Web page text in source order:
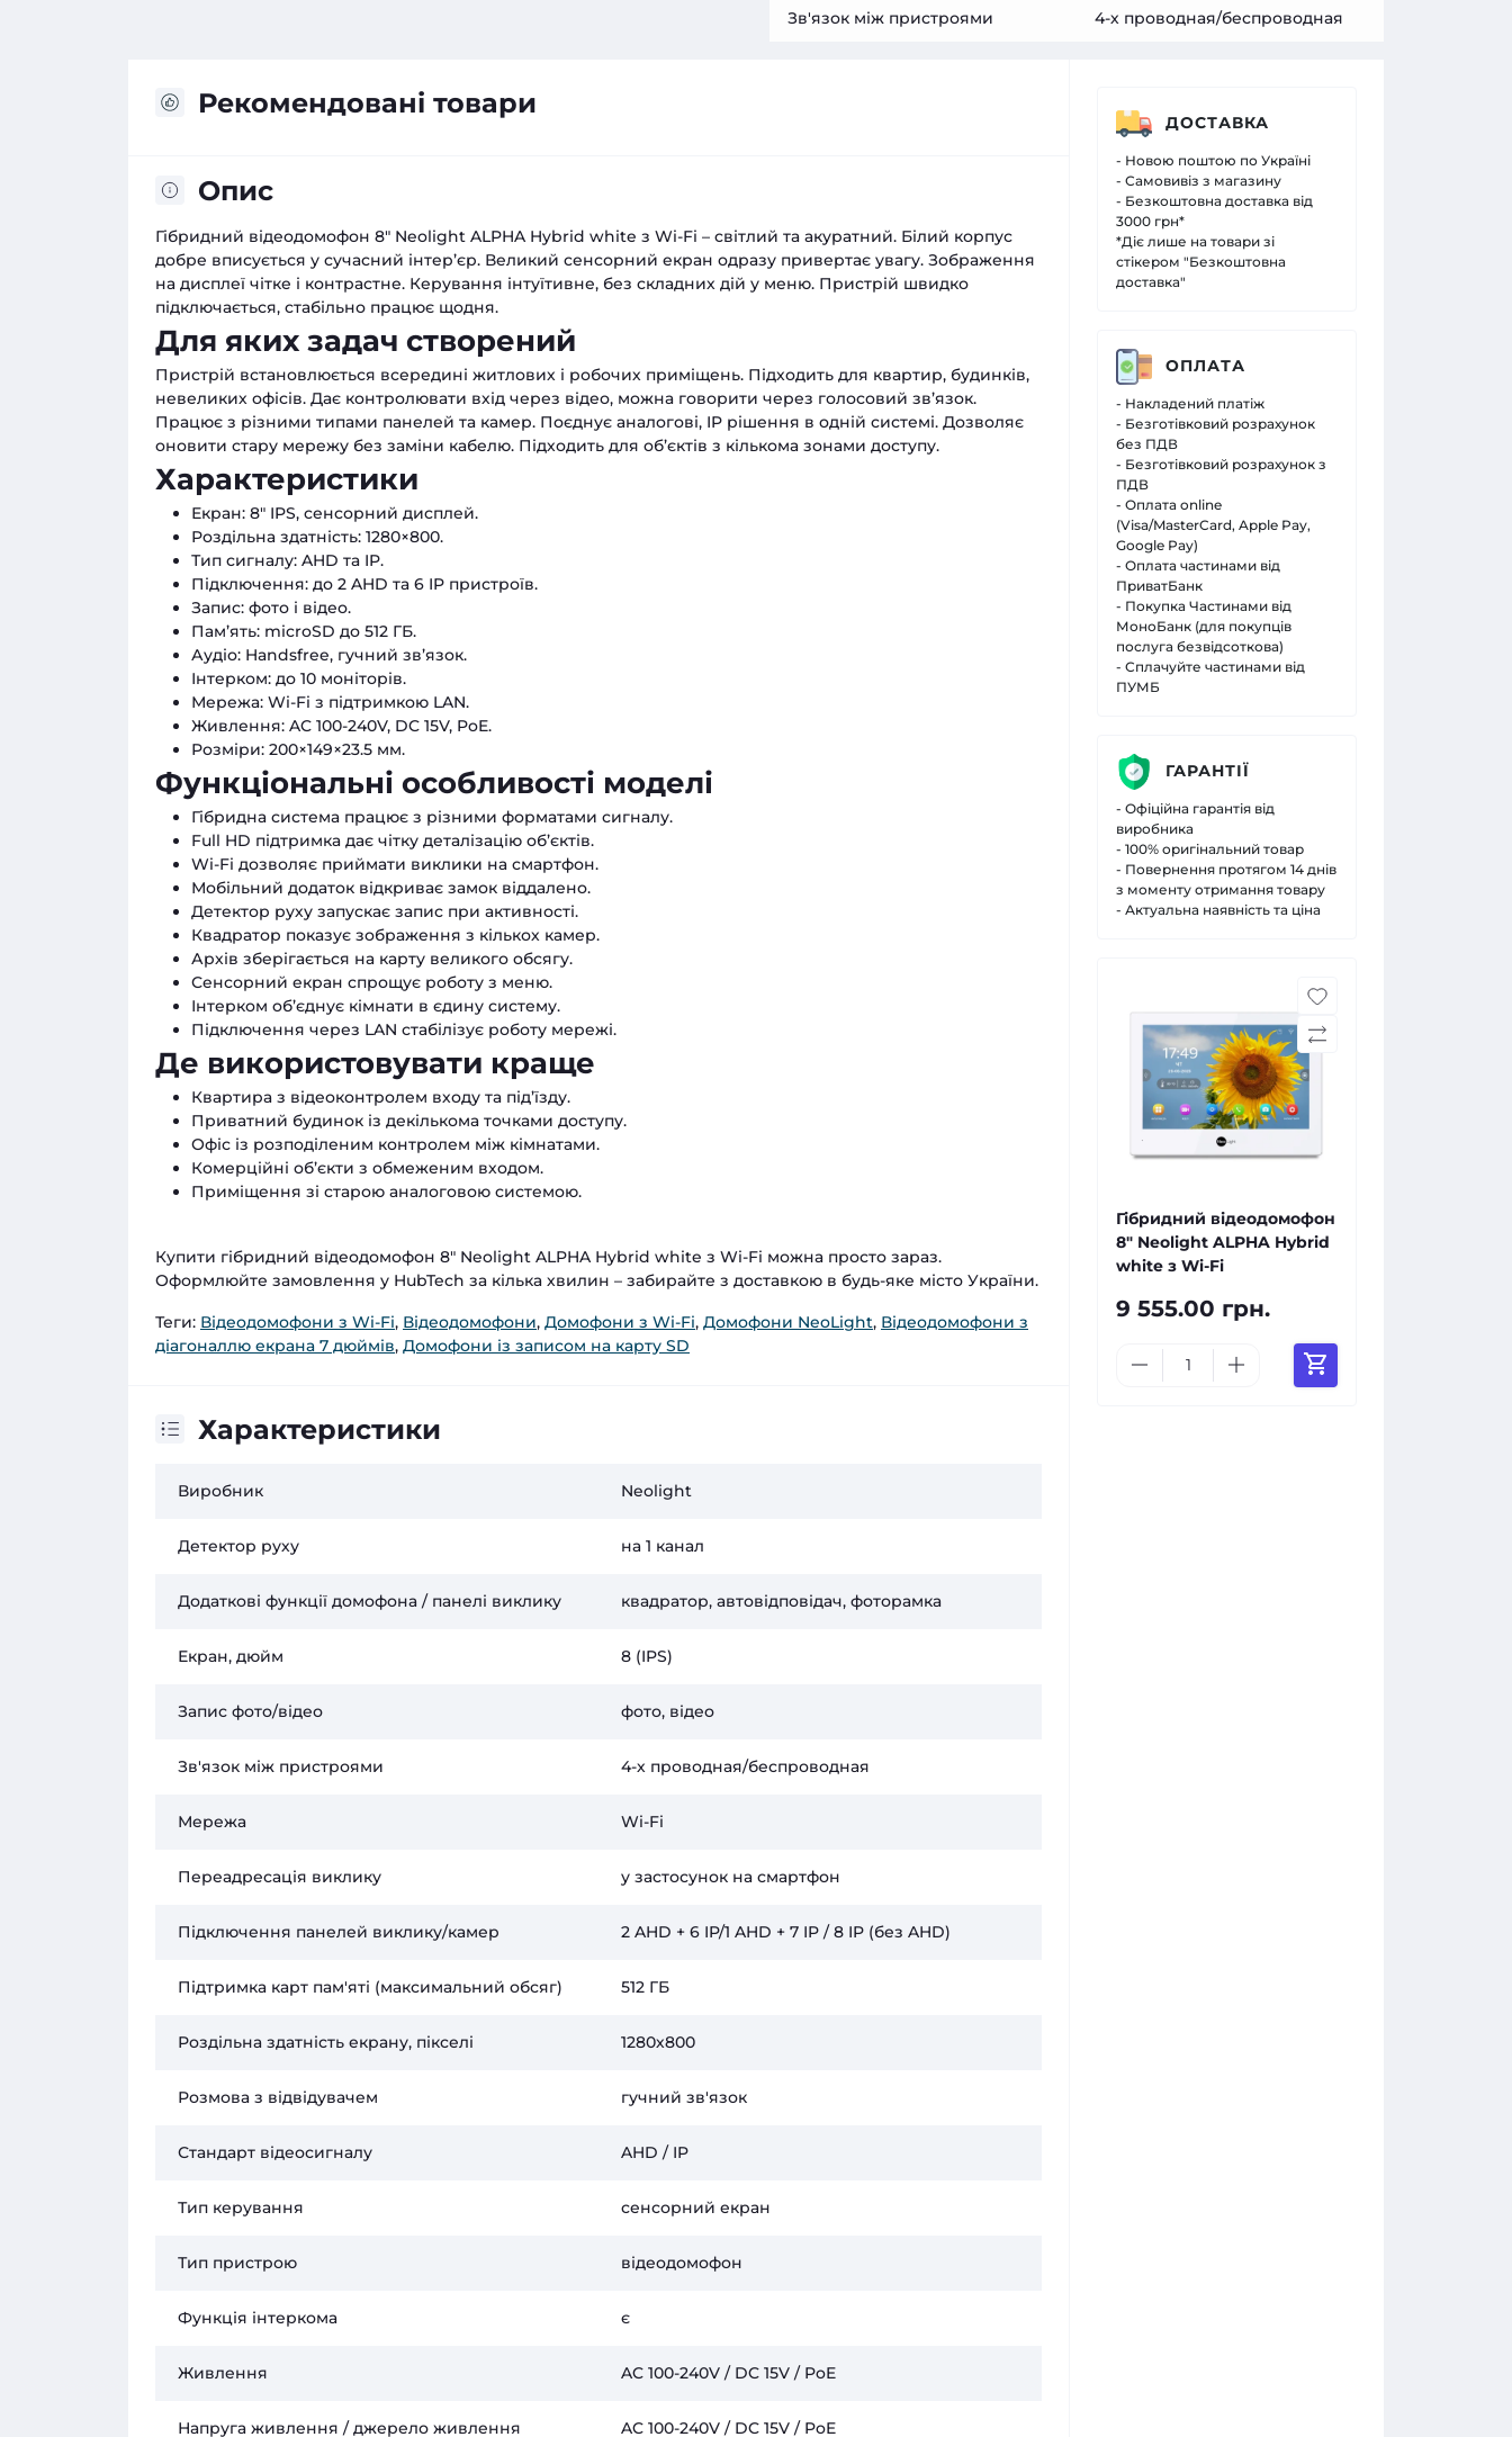
Зв'язок між пристроями 4-х проводная/беспроводная
Рекомендовані товари
Опис
Гібридний відеодомофон 8" Neolight ALPHA Hybrid white з Wi-Fi – світлий та акуратний. Білий корпус
добре вписується у сучасний інтер’єр. Великий сенсорний екран одразу привертає увагу. Зображення
на дисплеї чітке і контрастне. Керування інтуїтивне, без складних дій у меню. Пристрій швидко
підключається, стабільно працює щодня.
Для яких задач створений
Пристрій встановлюється всередині житлових і робочих приміщень. Підходить для квартир, будинків,
невеликих офісів. Дає контролювати вхід через відео, можна говорити через голосовий зв’язок.
Працює з різними типами панелей та камер. Поєднує аналогові, IP рішення в одній системі. Дозволяє
оновити стару мережу без заміни кабелю. Підходить для об’єктів з кількома зонами доступу.
Характеристики
Екран: 8" IPS, сенсорний дисплей.
Роздільна здатність: 1280×800.
Тип сигналу: AHD та IP.
Підключення: до 2 AHD та 6 IP пристроїв.
Запис: фото і відео.
Пам’ять: microSD до 512 ГБ.
Аудіо: Handsfree, гучний зв’язок.
Інтерком: до 10 моніторів.
Мережа: Wi-Fi з підтримкою LAN.
Живлення: AC 100-240V, DC 15V, PoE.
Розміри: 200×149×23.5 мм.
Функціональні особливості моделі
Гібридна система працює з різними форматами сигналу.
Full HD підтримка дає чітку деталізацію об’єктів.
Wi-Fi дозволяє приймати виклики на смартфон.
Мобільний додаток відкриває замок віддалено.
Детектор руху запускає запис при активності.
Квадратор показує зображення з кількох камер.
Архів зберігається на карту великого обсягу.
Сенсорний екран спрощує роботу з меню.
Інтерком об’єднує кімнати в єдину систему.
Підключення через LAN стабілізує роботу мережі.
Де використовувати краще
Квартира з відеоконтролем входу та під’їзду.
Приватний будинок із декількома точками доступу.
Офіс із розподіленим контролем між кімнатами.
Комерційні об’єкти з обмеженим входом.
Приміщення зі старою аналоговою системою.
Купити гібридний відеодомофон 8" Neolight ALPHA Hybrid white з Wi-Fi можна просто зараз.
Оформлюйте замовлення у HubTech за кілька хвилин – забирайте з доставкою в будь-яке місто України.
Теги: Відеодомофони з Wi-Fi, Відеодомофони, Домофони з Wi-Fi, Домофони NeoLight, Відеодомофони з
діагоналлю екрана 7 дюймів, Домофони із записом на карту SD
Характеристики
Виробник Neolight
Детектор руху на 1 канал
Додаткові функції домофона / панелі виклику квадратор, автовідповідач, фоторамка
Екран, дюйм 8 (IPS)
Запис фото/відео фото, відео
Зв'язок між пристроями 4-х проводная/беспроводная
Мережа Wi-Fi
Переадресація виклику у застосунок на смартфон
Підключення панелей виклику/камер 2 AHD + 6 IP/1 AHD + 7 IP / 8 IP (без AHD)
Підтримка карт пам'яті (максимальний обсяг) 512 ГБ
Роздільна здатність екрану, пікселі 1280х800
Розмова з відвідувачем гучний зв'язок
Стандарт відеосигналу AHD / IP
Тип керування сенсорний екран
Тип пристрою відеодомофон
Функція інтеркома є
Живлення AC 100-240V / DC 15V / PoE
Напруга живлення / джерело живлення AC 100-240V / DC 15V / PoE
ДОСТАВКА
- Новою поштою по Україні
- Самовивіз з магазину
- Безкоштовна доставка від
3000 грн*
*Діє лише на товари зі
стікером "Безкоштовна
доставка"
ОПЛАТА
- Накладений платіж
- Безготівковий розрахунок
без ПДВ
- Безготівковий розрахунок з
ПДВ
- Оплата online
(Visa/MasterCard, Apple Pay,
Google Pay)
- Оплата частинами від
ПриватБанк
- Покупка Частинами від
МоноБанк (для покупців
послуга безвідсоткова)
- Сплачуйте частинами від
ПУМБ
ГАРАНТІЇ
- Офіційна гарантія від
виробника
- 100% оригінальний товар
- Повернення протягом 14 днів
з моменту отримання товару
- Актуальна наявність та ціна
Гібридний відеодомофон
8" Neolight ALPHA Hybrid
white з Wi-Fi
9 555.00 грн.